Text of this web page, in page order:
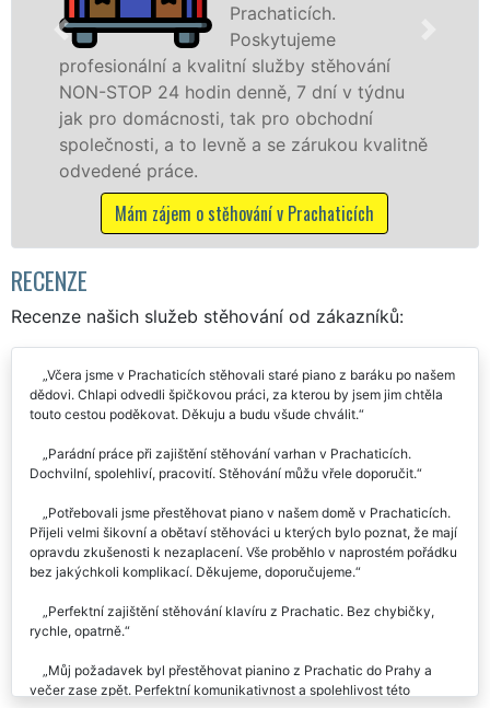
Prachaticích.
Poskytujeme
služby stěhování
denně, 7 dní v týdnu
tak pro obchodní
a se zárukou kvalitně
v Prachaticích
služby zajišťujeme
celém okresu
franchisové sítě
Nabízíme stěhovací
Mám zájem o
RECENZE
Recenze našich služeb stěhování od zákazníků:
Včera jsme v Prachaticích stěhovali staré piano z baráku po našem
dědovi. Chlapi odvedli špičkovou práci, za kterou by jsem jim chtěla
touto cestou poděkovat. Děkuju a budu všude chválit.
Parádní práce při zajištění stěhování varhan v Prachaticích.
Dochvilní, spolehliví, pracovití. Stěhování můžu vřele doporučit.
Potřebovali jsme přestěhovat piano v našem domě v Prachaticích.
Přijeli velmi šikovní a obětaví stěhováci u kterých bylo poznat, že mají
opravdu zkušenosti k nezaplacení. Vše proběhlo v naprostém pořádku
bez jakýchkoli komplikací. Děkujeme, doporučujeme.
Perfektní zajištění stěhování klavíru z Prachatic. Bez chybičky,
rychle, opatrně.
Můj požadavek byl přestěhovat pianino z Prachatic do Prahy a
večer zase zpět. Perfektní komunikativnost a spolehlivost této